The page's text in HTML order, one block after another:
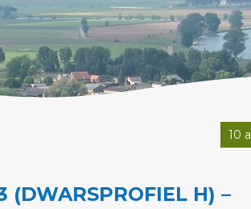
(DWARSPROFIEL H) –
10